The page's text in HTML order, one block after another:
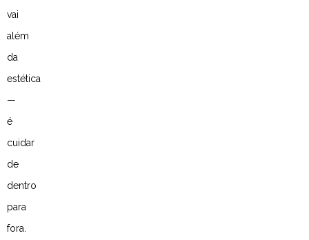
vai
além
da
estética
—
é
cuidar
de
dentro
para
fora.